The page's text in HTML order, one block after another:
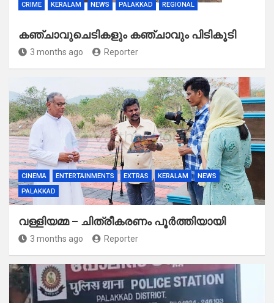
CRIME KERALAM NEWS PALAKKAD REGIONAL
കഞ്ചാവുചെടികളും കഞ്ചാവും പിടികൂടി
3 months ago Reporter
CINEMA ENTERTAINMENTS EXTRAS KERALAM
NEWS
PALAKKAD
വള്ളിയമ്മ – ചിത്രീകരണം പൂർത്തിയായി
3 months ago Reporter